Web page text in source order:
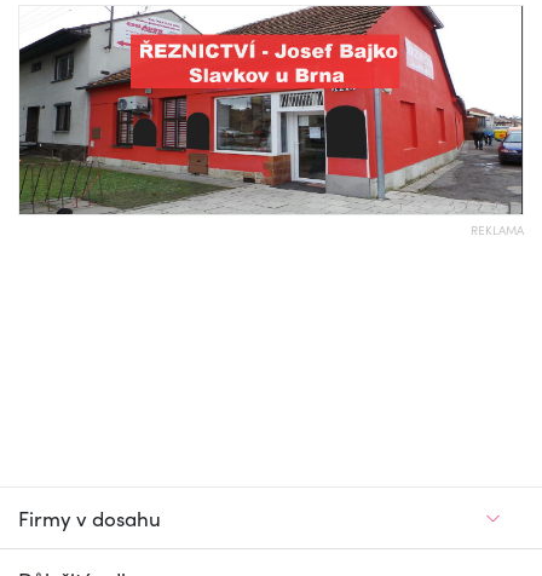
REKLAMA
Firmy v dosahu